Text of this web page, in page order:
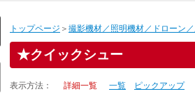
トップページ ＞ 撮影機材／照明機材／ドローン
クイックシュー
表示方法： 詳細一覧 一覧
ピックアップ